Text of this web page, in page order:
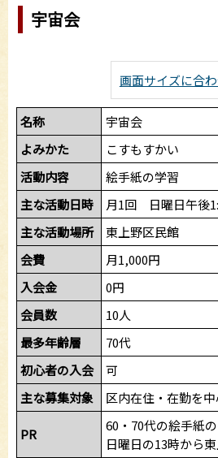
宇宙会
画面サイズに合
名称
宇宙会
よみかた
こすもすかい
活動内容
絵手紙の学習
主な活動日時
月1回 日曜日午後
主な活動場所
東上野区民館
会費
月1,000円
入会金
0円
会員数
10人
最多年齢層
70代
初心者の入会
可
主な募集対象
区内在住・在勤を
PR
60・70代の絵手紙
日曜日の13時から